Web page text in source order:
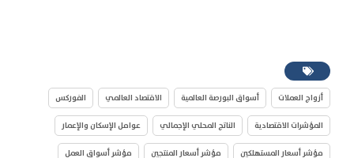
أزواج العملات أسواق البورصة العالمية الاقتصاد العالمي الفوركس
المؤشرات الاقتصادية الناتج المحلي الإجمالي عوامل الإسكان والإعمار
مؤشر أسعار المستهلكين مؤشر أسعار المنتجين مؤشر أسواق العمل